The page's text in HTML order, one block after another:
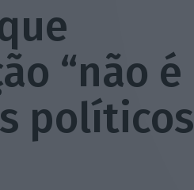
“não é
políticos